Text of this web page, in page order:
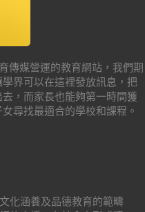
傳媒營運的教育網站，我們期
界可以在這裡發放訊息，把
，而家長也能夠第一時間獲
尋找最適合的學校和課程。
化涵養及品德教育的範疇